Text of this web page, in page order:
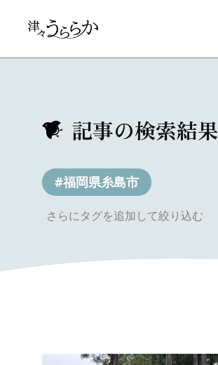
記事の検索結果
#福岡県糸島市
さらにタグを追加して絞り込む